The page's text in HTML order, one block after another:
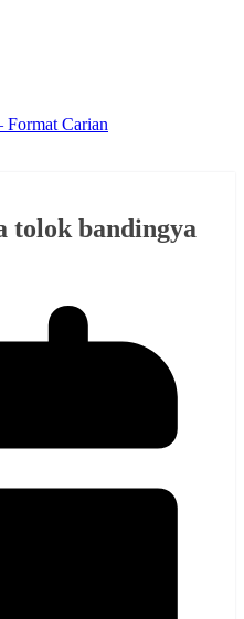
Format Carian
tolok bandingya